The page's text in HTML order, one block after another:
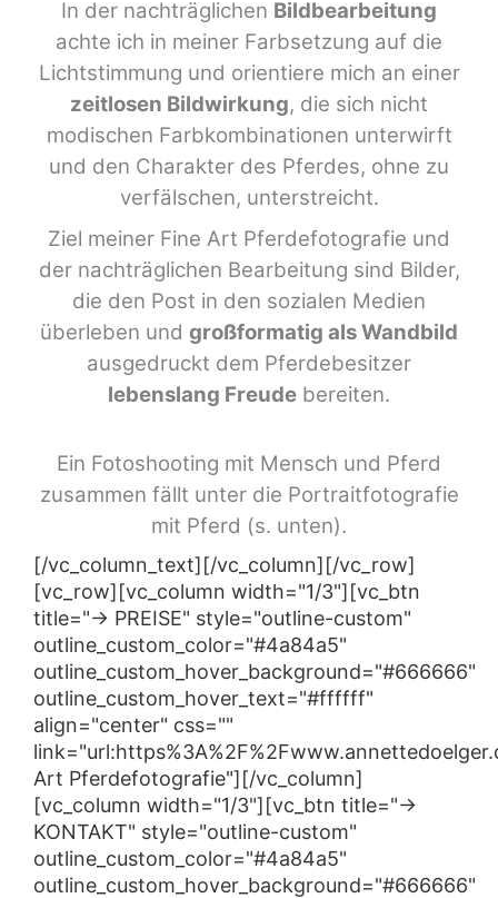
In der nachträglichen Bildbearbeitung
achte ich in meiner Farbsetzung auf die
Lichtstimmung und orientiere mich an einer
zeitlosen Bildwirkung, die sich nicht
modischen Farbkombinationen unterwirft
und den Charakter des Pferdes, ohne zu
verfälschen, unterstreicht.
Ziel meiner Fine Art Pferdefotografie und
der nachträglichen Bearbeitung sind Bilder,
die den Post in den sozialen Medien
überleben und großformatig als Wandbild
ausgedruckt dem Pferdebesitzer
lebenslang Freude bereiten.
Ein Fotoshooting mit Mensch und Pferd
zusammen fällt unter die Portraitfotografie
mit Pferd (s. unten).
[/vc_column_text][/vc_column][/vc_row]
[vc_row][vc_column width="1/3"][vc_btn
title="→ PREISE" style="outline-custom"
outline_custom_color="#4a84a5"
outline_custom_hover_background="#666666"
outline_custom_hover_text="#ffffff"
align="center" css=""
Art Pferdefotografie"][/vc_column]
[vc_column width="1/3"][vc_btn title="→
KONTAKT" style="outline-custom"
outline_custom_color="#4a84a5"
outline_custom_hover_background="#666666"